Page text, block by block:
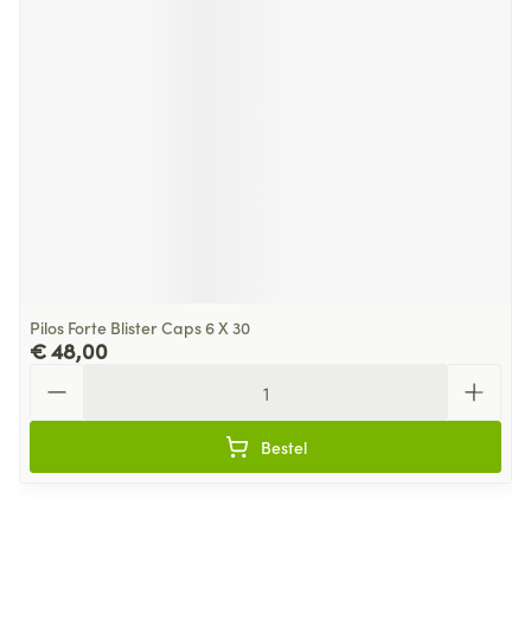
Pilos Forte Blister Caps 6 X 30
€ 48,00
Bestel